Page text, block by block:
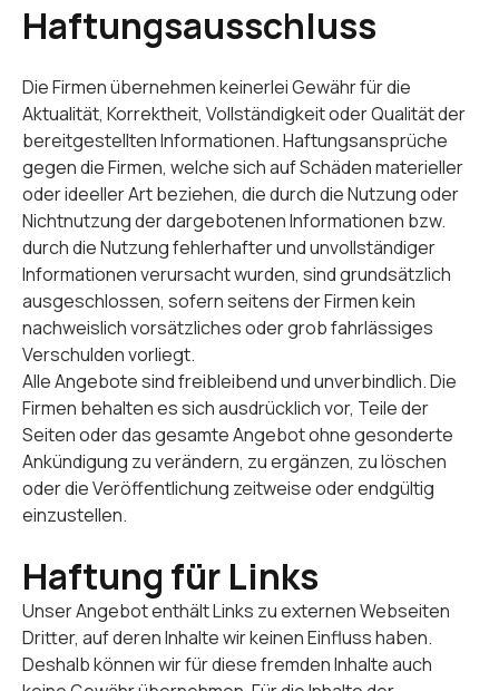
Haftungsausschluss
Die Firmen übernehmen keinerlei Gewähr für die
Aktualität, Korrektheit, Vollständigkeit oder Qualität der
bereitgestellten Informationen. Haftungsansprüche
gegen die Firmen, welche sich auf Schäden materieller
oder ideeller Art beziehen, die durch die Nutzung oder
Nichtnutzung der dargebotenen Informationen bzw.
durch die Nutzung fehlerhafter und unvollständiger
Informationen verursacht wurden, sind grundsätzlich
ausgeschlossen, sofern seitens der Firmen kein
nachweislich vorsätzliches oder grob fahrlässiges
Verschulden vorliegt.
Alle Angebote sind freibleibend und unverbindlich. Die
Firmen behalten es sich ausdrücklich vor, Teile der
Seiten oder das gesamte Angebot ohne gesonderte
Ankündigung zu verändern, zu ergänzen, zu löschen
oder die Veröffentlichung zeitweise oder endgültig
einzustellen.
Haftung für Links
Unser Angebot enthält Links zu externen Webseiten
Dritter, auf deren Inhalte wir keinen Einfluss haben.
Deshalb können wir für diese fremden Inhalte auch